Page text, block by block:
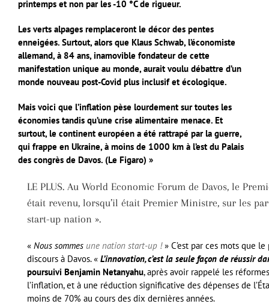
printemps et non par les -10 °C de rigueur.
Les verts alpages remplaceront le décor des pentes
enneigées. Surtout, alors que Klaus Schwab, l’économiste
allemand, à 84 ans, inamovible fondateur de cette
manifestation unique au monde, aurait voulu débattre d’un
monde nouveau post-Covid plus inclusif et écologique.
Mais voici que l’inflation pèse lourdement sur toutes les
économies tandis qu’une crise alimentaire menace. Et
surtout, le continent européen a été rattrapé par la guerre,
qui frappe en Ukraine, à moins de 1000 km à l’est du Palais
des congrès de Davos. (Le Figaro) »
LE PLUS. Au World Economic Forum de Davos, le
était revenu, lorsqu’il était Premier Ministre, sur les
start-up nation ».
« Nous sommes une nation start-up !» C’est par ces mots que
discours à Davos. « L’innovation, c’est la seule façon de réussir
poursuivi Benjamin Netanyahu, après avoir rappelé les
l’inflation, et à une réduction significative des dépenses de
moins de 70% au cours des dix dernières années.